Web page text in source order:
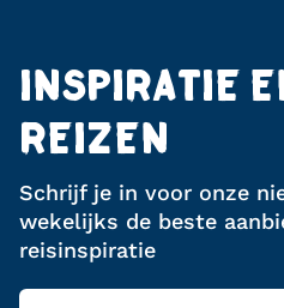
INSPIRATIE
REIZEN
Schrijf je in voor onze
wekelijks de beste
reisinspiratie